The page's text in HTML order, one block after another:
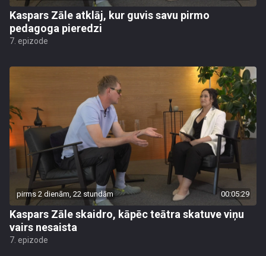
Kaspars Zāle atklāj, kur guvis savu pirmo
pedagoga pieredzi
7. epizode
pirms 2 dienām, 22 stundām 00:05:29
Kaspars Zāle skaidro, kāpēc teātra skatuve viņu
vairs nesaista
7. epizode